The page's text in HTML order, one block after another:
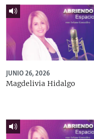
JUNIO 26, 2026
Magdelivia Hidalgo